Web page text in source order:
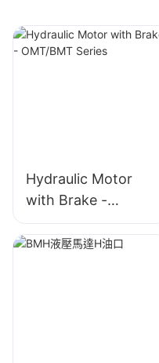
Hydraulic Motor
with Brake -
OMT/BMT Series